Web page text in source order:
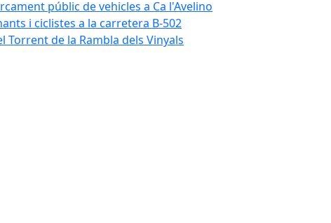
públic de vehicles a Ca l'Avelino
i ciclistes a la carretera B-502
Torrent de la Rambla dels Vinyals